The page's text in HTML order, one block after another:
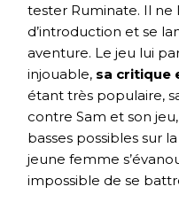
tester Ruminate. Il ne
d’introduction et se
aventure. Le jeu lui
injouable, sa critique
étant très populaire,
contre Sam et son
basses possibles sur
jeune femme
impossible de se